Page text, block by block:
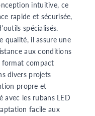
intuitive, ce
rapide et sécurisée,
spécialisés.
qualité, il assure une
aux conditions
format compact
divers projets
propre et
avec les rubans LED
facile aux